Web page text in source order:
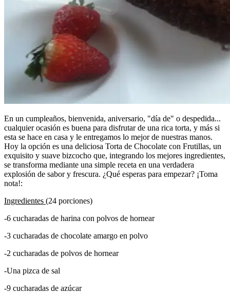
En un cumpleaños, bienvenida, aniversario, "día de" o despedida...
cualquier ocasión es buena para disfrutar de una rica torta, y más si
esta se hace en casa y le entregamos lo mejor de nuestras manos.
Hoy la opción es una deliciosa Torta de Chocolate con Frutillas, un
exquisito y suave bizcocho que, integrando los mejores ingredientes,
se transforma mediante una simple receta en una verdadera
explosión de sabor y frescura. ¿Qué esperas para empezar? ¡Toma
nota!:
Ingredientes (24 porciones)
-6 cucharadas de harina con polvos de hornear
-3 cucharadas de chocolate amargo en polvo
-2 cucharadas de polvos de hornear
-Una pizca de sal
-9 cucharadas de azúcar